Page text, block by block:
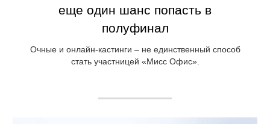
еще один шанс попасть в
полуфинал
Очные и онлайн-кастинги – не единственный способ
стать участницей «Мисс Офис».